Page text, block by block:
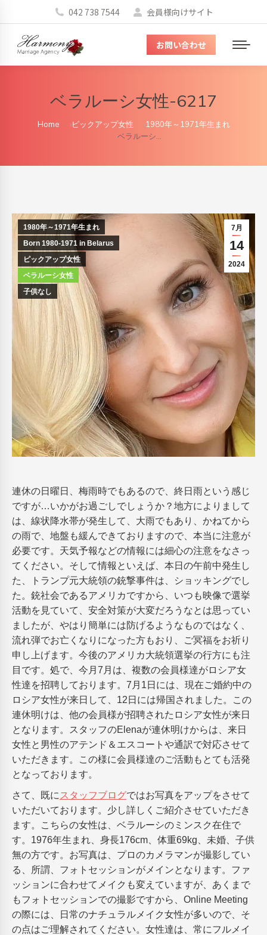
042 738 7544 会員様向けサイト
メ
ニ
お問い合わせ
ベラルーシ女性-6217
You are here:
Home ピックアップ女性
1980年～1971年生まれ
ベラルーシ…
7月
14
2024
1980年～1971年生まれ
Born 1980-1971 in Belarus
ピックアップ女性
ベラルーシ女性
子供なし
連休の日曜日、梅雨時でもあるので、終日雨という感じ
ですが…いかがお過ごしでしょうか？地方によりまして
は、線状降水帯が発生して、大雨でもあり、かねてから
の雨で、地盤も緩んできておりますので、本当に注意が
必要です。天気予報などの情報には細心の注意をなさっ
てください。そして情報といえば、本日の午前中発生し
た、トランプ元大統領の銃撃事件は、ショッキングでし
た。銃社会であるアメリカですから、いつも映像で選挙
活動を見ていて、安全対策が大変だろうなとは思ってい
ましたが、やはり簡単には防げるようなものではなく、
流れ弾でお亡くなりになった方もおり、ご冥福をお祈り
申し上げます。今後のアメリカ大統領選挙の行方にも注
目です。処で、今月7月は、複数の会員様達がロシア女
性達を招聘しております。7月1日には、現在ご婚約中の
ロシア女性が来日して、12日には帰国されました。この
連休明けは、他の会員様が招聘されたロシア女性が来日
となります。スタッフのElenaが連休明けからは、来日
女性と男性のアテンド＆エスコートや通訳で対応させて
いただきます。この様に会員様達のご活動もとても活発
となっております。
さて、既に スタッフブログではお写真をアップをさせて
いただいております。少し詳しくご紹介させていただき
ます。こちらの女性は、ベラルーシのミンスク在住で
す。1976年生まれ、身長176cm、体重69kg、未婚、子供
無の方です。お写真は、プロのカメラマンが撮影してい
る、所謂、フォトセッションがメインとなります。ファ
ッションに合わせてメイクも変えていますが、あくまで
もフォトセッションでの撮影ですから、Online Meeting
の際には、日常のナチュラルメイク女性が多いので、そ
の点はご理解されてください。女性達は、常にフルメイ